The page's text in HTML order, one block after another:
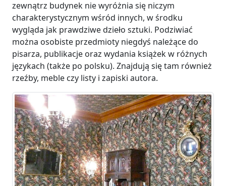
zewnątrz budynek nie wyróżnia się niczym
charakterystycznym wśród innych, w środku
wygląda jak prawdziwe dzieło sztuki. Podziwiać
można osobiste przedmioty niegdyś należące do
pisarza, publikacje oraz wydania książek w różnych
językach (także po polsku). Znajdują się tam również
rzeźby, meble czy listy i zapiski autora.